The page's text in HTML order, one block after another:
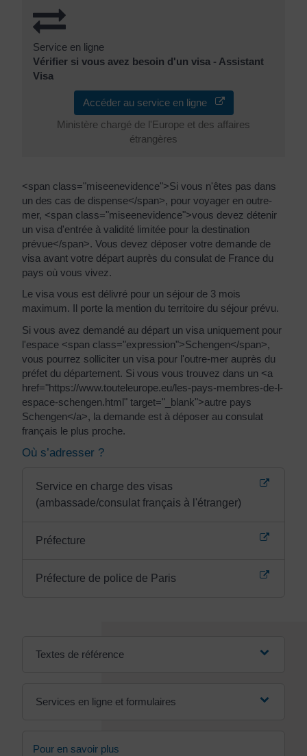
Service en ligne
Vérifier si vous avez besoin d'un visa - Assistant
Visa
Accéder au service en ligne
Ministère chargé de l'Europe et des affaires
étrangères
<span class="miseenevidence">Si vous n'êtes pas dans
un des cas de dispense</span>, pour voyager en outre-
mer, <span class="miseenevidence">vous devez détenir
un visa d'entrée à validité limitée pour la destination
prévue</span>. Vous devez déposer votre demande de
visa avant votre départ auprès du consulat de France du
pays où vous vivez.
Le visa vous est délivré pour un séjour de 3 mois
maximum. Il porte la mention du territoire du séjour prévu.
Si vous avez demandé au départ un visa uniquement pour
l'espace <span class="expression">Schengen</span>,
vous pourrez solliciter un visa pour l'outre-mer auprès du
préfet du département. Si vous vous trouvez dans un <a
href="https://www.touteleurope.eu/les-pays-membres-de-l-
espace-schengen.html" target="_blank">autre pays
Schengen</a>, la demande est à déposer au consulat
français le plus proche.
Où s’adresser ?
Service en charge des visas
(ambassade/consulat français à l'étranger)
Préfecture
Préfecture de police de Paris
Textes de référence
Services en ligne et formulaires
Pour en savoir plus